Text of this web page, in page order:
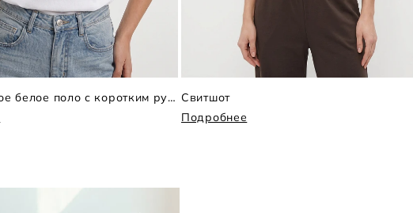
Трикотажное белое поло с коротким рукавом Свитшот
Подробнее